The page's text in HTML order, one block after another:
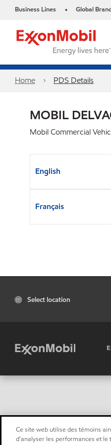
Business Lines • Global
Home PDS Details
MOBIL
Mobil Commercial
English
Français
Select location
Ce site web utilise des témoins
d'analyser les performances et